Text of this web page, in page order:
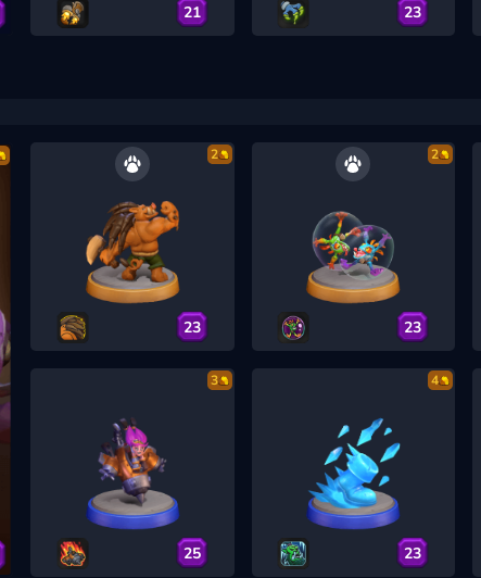
21 23
2
23
2
23
3
25
4
23